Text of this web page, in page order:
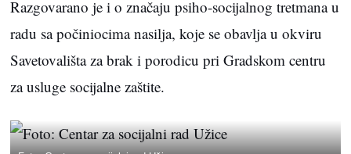
Razgovarano je i o značaju psiho-socijalnog tretmana u
radu sa počiniocima nasilja, koje se obavlja u okviru
Savetovališta za brak i porodicu pri Gradskom centru
za usluge socijalne zaštite.